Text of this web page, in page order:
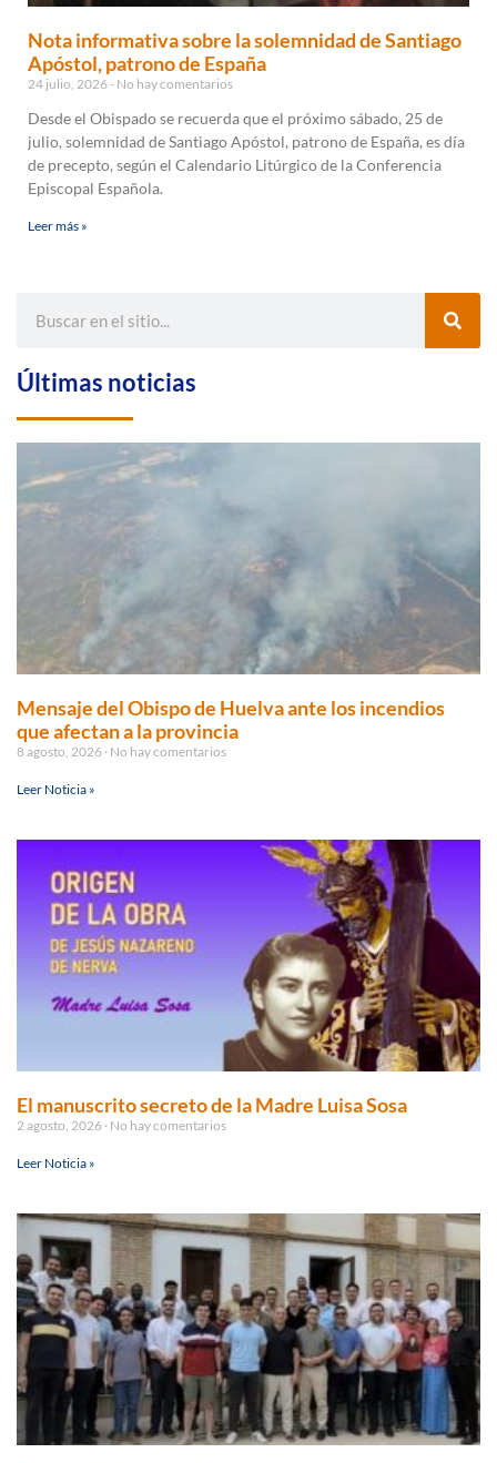
Nota informativa sobre la solemnidad de Santiago
Apóstol, patrono de España
24 julio, 2026 No hay comentarios
Desde el Obispado se recuerda que el próximo sábado, 25 de
julio, solemnidad de Santiago Apóstol, patrono de España, es día
de precepto, según el Calendario Litúrgico de la Conferencia
Episcopal Española.
Leer más »
Últimas noticias
Mensaje del Obispo de Huelva ante los incendios
que afectan a la provincia
8 agosto, 2026 No hay comentarios
Leer Noticia »
El manuscrito secreto de la Madre Luisa Sosa
2 agosto, 2026 No hay comentarios
Leer Noticia »